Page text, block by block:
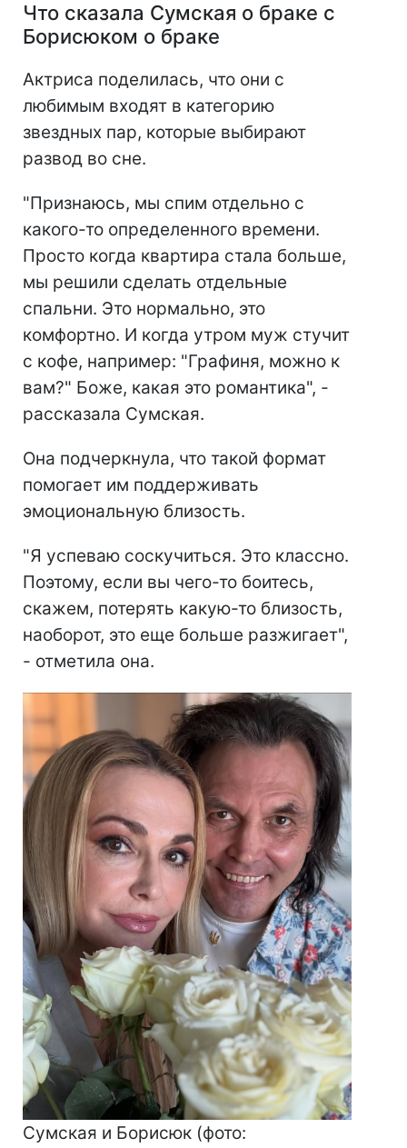
Что сказала Сумская о браке с
Борисюком о браке
Актриса поделилась, что они с
любимым входят в категорию
звездных пар, которые выбирают
развод во сне.
"Признаюсь, мы спим отдельно с
какого-то определенного времени.
Просто когда квартира стала больше,
мы решили сделать отдельные
спальни. Это нормально, это
комфортно. И когда утром муж стучит
с кофе, например: "Графиня, можно к
вам?" Боже, какая это романтика", -
рассказала Сумская.
Она подчеркнула, что такой формат
помогает им поддерживать
эмоциональную близость.
"Я успеваю соскучиться. Это классно.
Поэтому, если вы чего-то боитесь,
скажем, потерять какую-то близость,
наоборот, это еще больше разжигает",
- отметила она.
Сумская и Борисюк (фото: